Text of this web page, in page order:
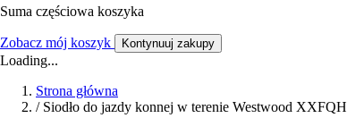
Suma częściowa koszyka
Zobacz mój koszyk Kontynuuj zakupy
Loading...
Strona główna
/ Siodło do jazdy konnej w terenie Westwood XXFQH